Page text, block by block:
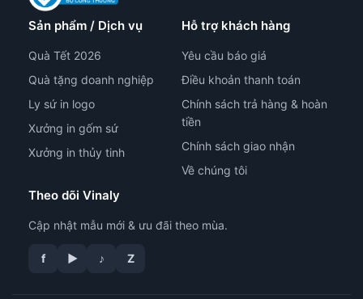
Sản phẩm / Dịch vụ
Quà Tết 2026
Quà tặng doanh nghiệp
Ly sứ in logo
Xưởng in gốm sứ
Xưởng in thủy tinh
Hỗ trợ khách hàng
Yêu cầu báo giá
Điều khoản thanh toán
Chính sách trả hàng & hoàn
tiền
Chính sách giao nhận
Về chúng tôi
Theo dõi Vinaly
Cập nhật mẫu mới & ưu đãi theo mùa.
f ▶ ♪ Z